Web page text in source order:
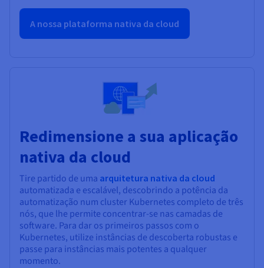
A nossa plataforma nativa da cloud
Redimensione a sua aplicação
nativa da cloud
Tire partido de uma arquitetura nativa da cloud
automatizada e escalável, descobrindo a potência da
automatização num cluster Kubernetes completo de três
nós, que lhe permite concentrar-se nas camadas de
software. Para dar os primeiros passos com o
Kubernetes, utilize instâncias de descoberta robustas e
passe para instâncias mais potentes a qualquer
momento.